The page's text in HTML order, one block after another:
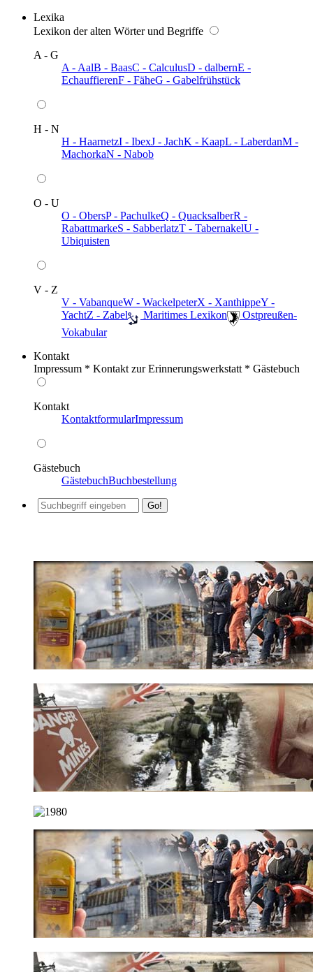
Lexika
Lexikon der alten Wörter und Begriffe
A - G
A - AalB - BaasC - CalculusD - dalbernE -
EchauffierenF - FäheG - Gabelfrühstück
H - N
H - HaarnetzI - IbexJ - JachK - KaapL - LaberdanM -
MachorkaN - Nabob
O - U
O - ObersP - PachulkeQ - QuacksalberR -
RabattmarkeS - SabberlatzT - TabernakelU -
Ubiquisten
V - Z
V - VabanqueW - WackelpeterX - XanthippeY -
YachtZ - Zabel ️ Maritimes Lexikon
️ Ostpreußen-
Vokabular
Kontakt
Impressum * Kontakt zur Erinnerungswerkstatt * Gästebuch
Kontakt
KontaktformularImpressum
Gästebuch
GästebuchBuchbestellung